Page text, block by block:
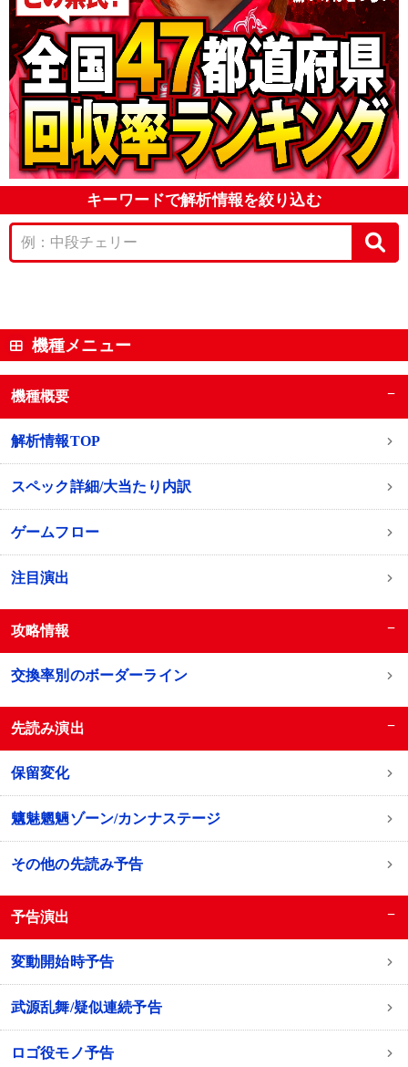
キーワードで解析情報を絞り込む
機種メニュー
機種概要 −
解析情報TOP
スペック詳細/大当たり内訳
ゲームフロー
注目演出
攻略情報 −
交換率別のボーダーライン
先読み演出 −
保留変化
魑魅魍魎ゾーン/カンナステージ
その他の先読み予告
予告演出 −
変動開始時予告
武源乱舞/疑似連続予告
ロゴ役モノ予告